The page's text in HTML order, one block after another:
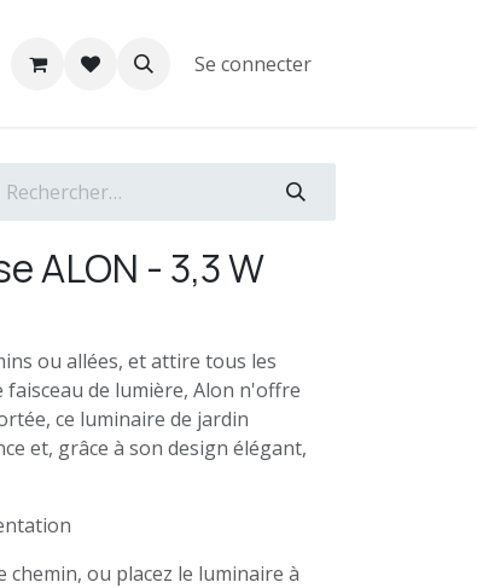
Se connecter
ALON - 3,3 W
ou allées, et attire tous les
faisceau de lumière, Alon n'offre
ce luminaire de jardin
et, grâce à son design élégant,
chemin, ou placez le luminaire à